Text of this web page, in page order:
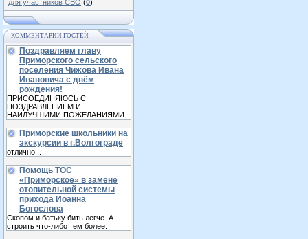
для участников СВО (0)
КОММЕНТАРИИ ГОСТЕЙ
Поздравляем главу
Приморского сельского
поселения Чижова Ивана
Ивановича с днём
рождения!
ПРИСОЕДИНЯЮСЬ С
ПОЗДРАВЛЕНИЕМ И
НАИЛУЧШИМИ ПОЖЕЛАНИЯМИ.
Приморские школьники на
экскурсии в г.Волгограде
отлично...
Помощь ТОС
«Приморское» в замене
отопительной системы
прихода Иоанна
Богослова
Скопом и батьку бить легче. А
строить что-либо тем более.